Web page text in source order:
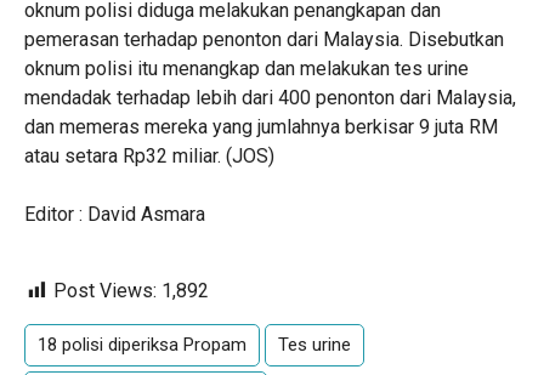
oknum polisi diduga melakukan penangkapan dan
pemerasan terhadap penonton dari Malaysia. Disebutkan
oknum polisi itu menangkap dan melakukan tes urine
mendadak terhadap lebih dari 400 penonton dari Malaysia,
dan memeras mereka yang jumlahnya berkisar 9 juta RM
atau setara Rp32 miliar. (JOS)
Editor : David Asmara
Post Views: 1,892
18 polisi diperiksa Propam Tes urine